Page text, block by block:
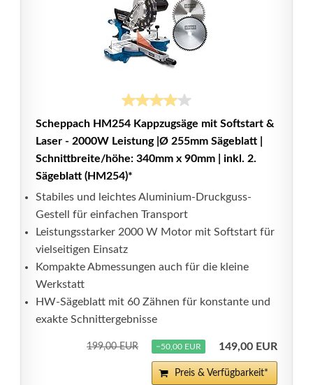
Scheppach HM254 Kappzugsäge mit Softstart &
Laser - 2000W Leistung |Ø 255mm Sägeblatt |
Schnittbreite/höhe: 340mm x 90mm | inkl. 2.
Sägeblatt (HM254)*
Stabiles und leichtes Aluminium-Druckguss-
Gestell für einfachen Transport
Leistungsstarker 2000 W Motor mit Softstart für
vielseitigen Einsatz
Kompakte Abmessungen auch für die kleine
Werkstatt
HW-Sägeblatt mit 60 Zähnen für konstante und
exakte Schnittergebnisse
199,00 EUR −50,00 EUR 149,00 EUR
Preis & Verfügbarkeit*